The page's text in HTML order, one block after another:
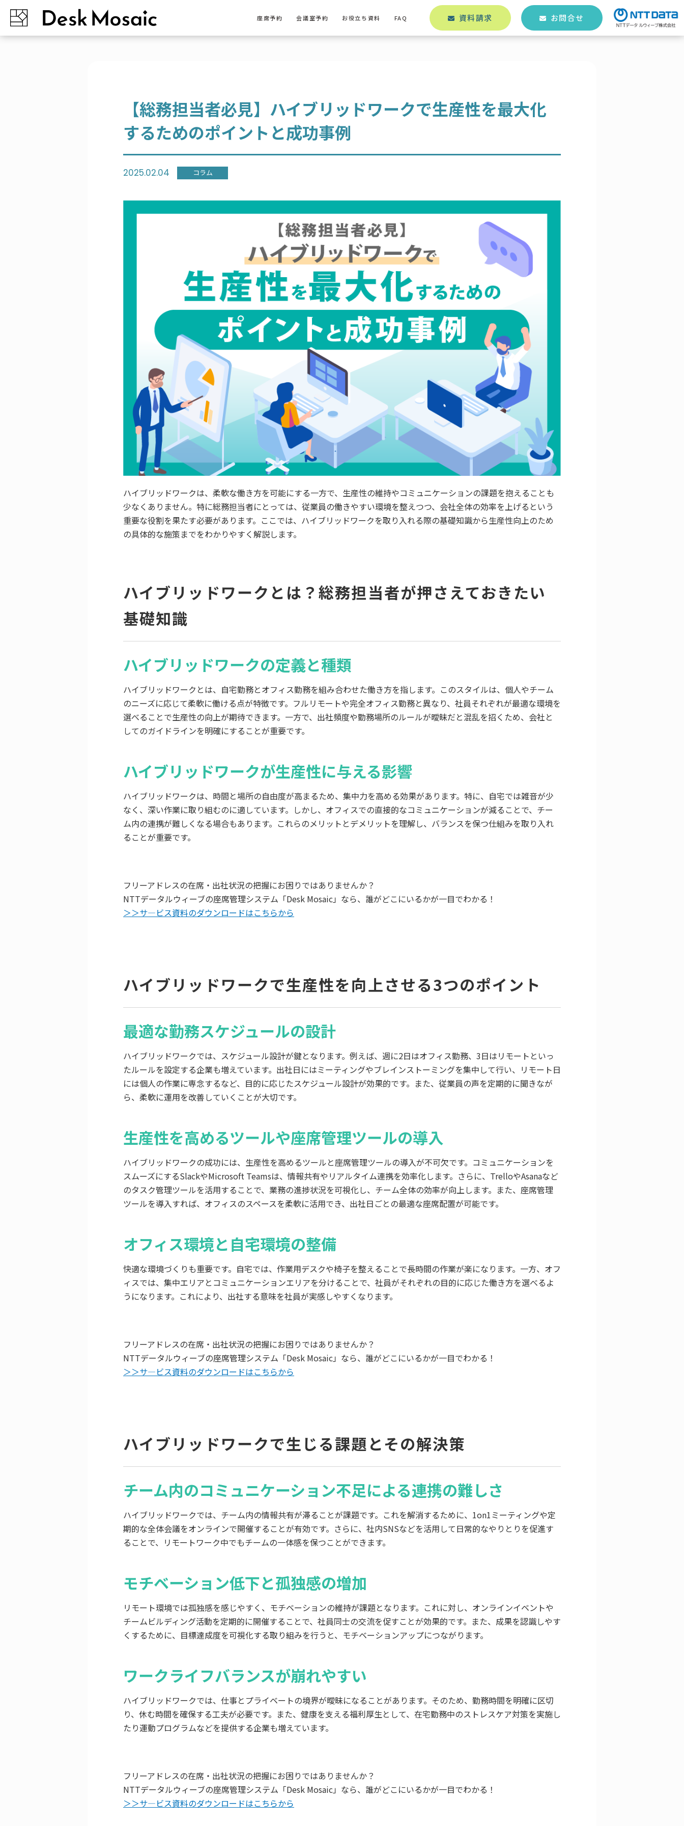
座席予約 会議室予約 お役立ち資料 FAQ 資料請求 お問合せ
【総務担当者必見】ハイブリッドワークで生産性を最大化
するためのポイントと成功事例
2025.02.04 コラム
ハイブリッドワークは、柔軟な働き方を可能にする一方で、生産性の維持やコミュニケーションの課題を抱えることも
少なくありません。特に総務担当者にとっては、従業員の働きやすい環境を整えつつ、会社全体の効率を上げるという
重要な役割を果たす必要があります。ここでは、ハイブリッドワークを取り入れる際の基礎知識から生産性向上のため
の具体的な施策までをわかりやすく解説します。
ハイブリッドワークとは？総務担当者が押さえておきたい
基礎知識
ハイブリッドワークの定義と種類
ハイブリッドワークとは、自宅勤務とオフィス勤務を組み合わせた働き方を指します。このスタイルは、個人やチーム
のニーズに応じて柔軟に働ける点が特徴です。フルリモートや完全オフィス勤務と異なり、社員それぞれが最適な環境を
選べることで生産性の向上が期待できます。一方で、出社頻度や勤務場所のルールが曖昧だと混乱を招くため、会社と
してのガイドラインを明確にすることが重要です。
ハイブリッドワークが生産性に与える影響
ハイブリッドワークは、時間と場所の自由度が高まるため、集中力を高める効果があります。特に、自宅では雑音が少
なく、深い作業に取り組むのに適しています。しかし、オフィスでの直接的なコミュニケーションが減ることで、チー
ム内の連携が難しくなる場合もあります。これらのメリットとデメリットを理解し、バランスを保つ仕組みを取り入れ
ることが重要です。
フリーアドレスの在席・出社状況の把握にお困りではありませんか？
NTTデータルウィーブの座席管理システム「Desk Mosaic」なら、誰がどこにいるかが一目でわかる！
＞＞サ―ビス資料のダウンロードはこちらから
ハイブリッドワークで生産性を向上させる3つのポイント
最適な勤務スケジュールの設計
ハイブリッドワークでは、スケジュール設計が鍵となります。例えば、週に2日はオフィス勤務、3日はリモートといっ
たルールを設定する企業も増えています。出社日にはミーティングやブレインストーミングを集中して行い、リモート日
には個人の作業に専念するなど、目的に応じたスケジュール設計が効果的です。また、従業員の声を定期的に聞きなが
ら、柔軟に運用を改善していくことが大切です。
生産性を高めるツールや座席管理ツールの導入
ハイブリッドワークの成功には、生産性を高めるツールと座席管理ツールの導入が不可欠です。コミュニケーションを
スムーズにするSlackやMicrosoft Teamsは、情報共有やリアルタイム連携を効率化します。さらに、TrelloやAsanaなど
のタスク管理ツールを活用することで、業務の進捗状況を可視化し、チーム全体の効率が向上します。また、座席管理
ツールを導入すれば、オフィスのスペースを柔軟に活用でき、出社日ごとの最適な座席配置が可能です。
オフィス環境と自宅環境の整備
快適な環境づくりも重要です。自宅では、作業用デスクや椅子を整えることで長時間の作業が楽になります。一方、オフ
ィスでは、集中エリアとコミュニケーションエリアを分けることで、社員がそれぞれの目的に応じた働き方を選べるよ
うになります。これにより、出社する意味を社員が実感しやすくなります。
フリーアドレスの在席・出社状況の把握にお困りではありませんか？
NTTデータルウィーブの座席管理システム「Desk Mosaic」なら、誰がどこにいるかが一目でわかる！
＞＞サ―ビス資料のダウンロードはこちらから
ハイブリッドワークで生じる課題とその解決策
チーム内のコミュニケーション不足による連携の難しさ
ハイブリッドワークでは、チーム内の情報共有が滞ることが課題です。これを解消するために、1on1ミーティングや定
期的な全体会議をオンラインで開催することが有効です。さらに、社内SNSなどを活用して日常的なやりとりを促進す
ることで、リモートワーク中でもチームの一体感を保つことができます。
モチベーション低下と孤独感の増加
リモート環境では孤独感を感じやすく、モチベーションの維持が課題となります。これに対し、オンラインイベントや
チームビルディング活動を定期的に開催することで、社員同士の交流を促すことが効果的です。また、成果を認識しやす
くするために、目標達成度を可視化する取り組みを行うと、モチベーションアップにつながります。
ワークライフバランスが崩れやすい
ハイブリッドワークでは、仕事とプライベートの境界が曖昧になることがあります。そのため、勤務時間を明確に区切
り、休む時間を確保する工夫が必要です。また、健康を支える福利厚生として、在宅勤務中のストレスケア対策を実施し
たり運動プログラムなどを提供する企業も増えています。
フリーアドレスの在席・出社状況の把握にお困りではありませんか？
NTTデータルウィーブの座席管理システム「Desk Mosaic」なら、誰がどこにいるかが一目でわかる！
＞＞サ―ビス資料のダウンロードはこちらから